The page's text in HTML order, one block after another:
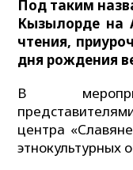
Под таким
Кызылорде на
чтения,
дня рождения
В
центра
этнокультурных